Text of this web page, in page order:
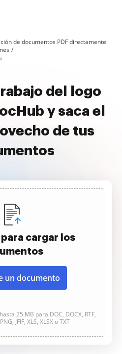
de documentos PDF directamente
del logo
y saca el
de tus
para cargar los
un documento
25 MB para DOC, DOCX, RTF,
JFIF, XLS, XLSX o TXT